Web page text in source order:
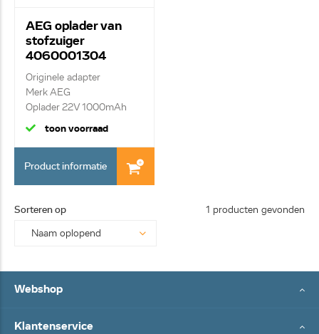
AEG oplader van
stofzuiger
4060001304
Originele adapter
Merk AEG
Oplader 22V 1000mAh
22W
toon voorraad
Product informatie
Sorteren op 1 producten gevonden
Webshop
Klantenservice